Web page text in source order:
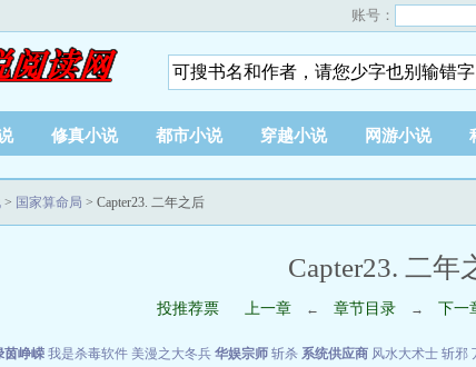
账号：
修真小说 都市小说 穿越小说 网游小说
> 国家算命局 > Capter23. 二年之后
Capter23. 二年
投推荐票 上一章 ← 章节目录 → 下一
茵峥嵘 我是杀毒软件 美漫之大冬兵 华娱宗师 斩杀 系统供应商 风水大术士 斩邪